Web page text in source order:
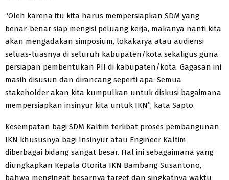
“Oleh karena itu kita harus mempersiapkan SDM yang
benar-benar siap mengisi peluang kerja, makanya nanti kita
akan mengadakan simposium, lokakarya atau audiensi
seluas-luasnya di seluruh kabupaten/kota sekaligus guna
persiapan pembentukan PII di kabupaten/kota. Gagasan ini
masih disusun dan dirancang seperti apa. Semua
stakeholder akan kita kumpulkan untuk diskusi bagaimana
mempersiapkan insinyur kita untuk IKN”, kata Sapto.
Kesempatan bagi SDM Kaltim terlibat proses pembangunan
IKN khususnya bagi Insinyur atau Engineer Kaltim
diberbagai bidang sangat besar. Hal ini sebagaimana yang
diungkapkan Kepala Otorita IKN Bambang Susantono,
bahwa mengingat besarnya target dan singkatnya waktu